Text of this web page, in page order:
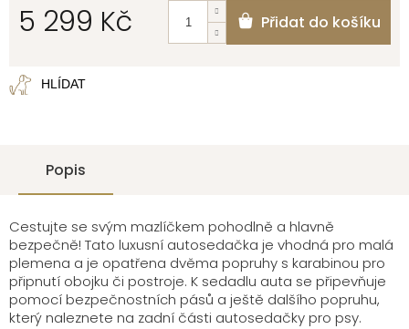
5 299 Kč Přidat do košíku
HLÍDAT
Popis
Cestujte se svým mazlíčkem pohodlně a hlavně
bezpečně! Tato luxusní autosedačka je vhodná pro malá
plemena a je opatřena dvěma popruhy s karabinou pro
připnutí obojku či postroje. K sedadlu auta se připevňuje
pomocí bezpečnostních pásů a ještě dalšího popruhu,
který naleznete na zadní části autosedačky pro psy.